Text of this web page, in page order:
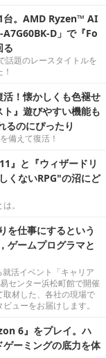
台。AMD Ryzen™ AI
D」で『Fo
る
話題のレースタイトルを
！懐かしくも色褪せ
』遊びやすい機能も
るのにぴったり
備えて復活！
』と『ウィザードリ
くないRPG"の沼にど
。
を仕事にするという
ゲームプログラマと
活イベント「キャリア
センター浜松町館で開催
材した、各社の現場で
ューをお届けします。
6』をプレイ。ハ
ーミングの底力を体